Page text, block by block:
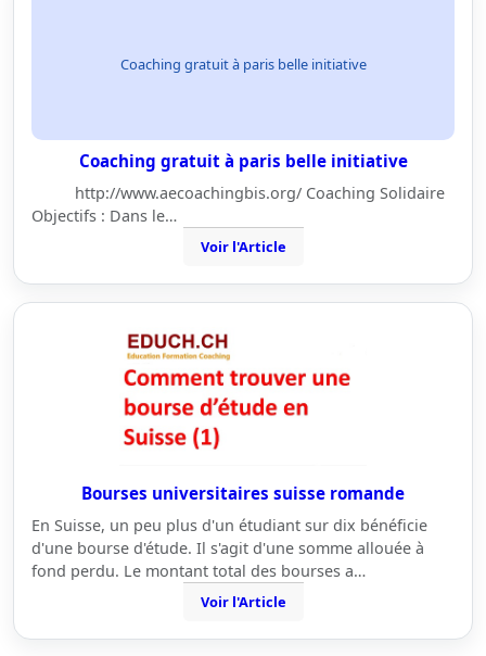
Coaching gratuit à paris belle initiative
Coaching gratuit à paris belle initiative
http://www.aecoachingbis.org/ Coaching Solidaire
Objectifs : Dans le…
Voir l'Article
Bourses universitaires suisse romande
En Suisse, un peu plus d'un étudiant sur dix bénéficie
d'une bourse d'étude. Il s'agit d'une somme allouée à
fond perdu. Le montant total des bourses a…
Voir l'Article